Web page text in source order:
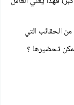
الحقائب التي